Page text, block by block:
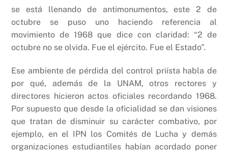
se está llenando de antimonumentos, este 2 de
octubre se puso uno haciendo referencia al
movimiento de 1968 que dice con claridad: “2 de
octubre no se olvida. Fue el ejército. Fue el Estado”.
Ese ambiente de pérdida del control priísta habla de
por qué, además de la UNAM, otros rectores y
directores hicieron actos oficiales recordando 1968.
Por supuesto que desde la oficialidad se dan visiones
que tratan de disminuir su carácter combativo, por
ejemplo, en el IPN los Comités de Lucha y demás
organizaciones estudiantiles habían acordado poner